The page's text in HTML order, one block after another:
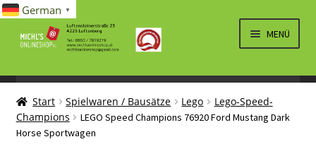
Navigation
Inhalt
MENÜ
SPIELWAREN/BAUSÄTZE
ÖFFNEN
ELEKTRO
ÖFFNEN
LÜFTUNG, HEIZUNG, KLIMA
Start Spielwaren / Bausätze Lego
Lego-Speed-
Champions
LEGO Speed Champions 76920 Ford Mustang Dark
Horse Sportwagen
German ▼